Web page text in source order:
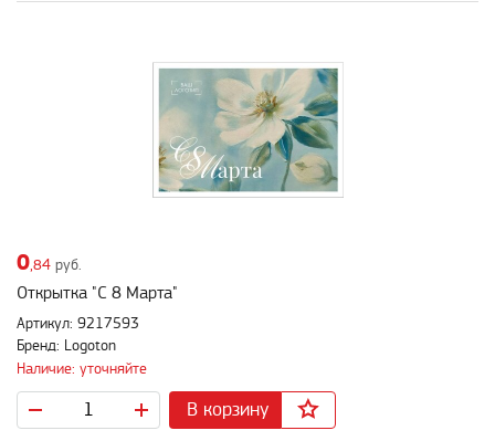
0,84 руб.
Открытка "С 8 Марта"
Артикул: 9217593
Бренд: Logoton
Наличие: уточняйте
В корзину